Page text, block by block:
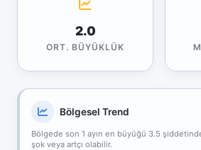
2.0
ORT. BÜYÜKLÜK
Bölgesel Trend
Bölgede son 1 ayın en büyüğü 3.5
şok veya artçı olabilir.